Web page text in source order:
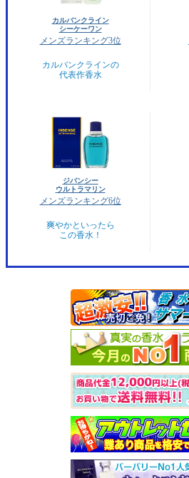
カルバンクライン
シーケーワン
メンズランキング3位
カルバンクラインの
代表作香水
ジバンシー
ウルトラマリン
メンズランキング6位
爽やかといったら
この香水！